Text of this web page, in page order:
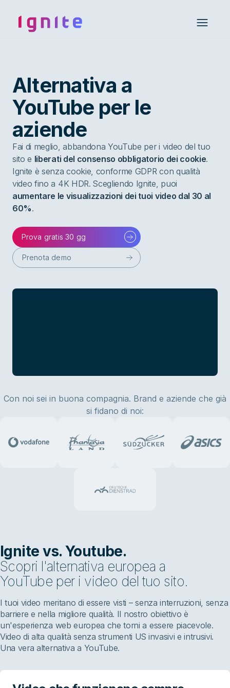
Ignite • Video Experience Cloud
Open
Alternativa a
YouTube per le
aziende
Fai di meglio, abbandona YouTube per i video del tuo
sito e liberati del consenso obbligatorio dei cookie.
Ignite è senza cookie, conforme GDPR con qualità
video fino a 4K HDR. Scegliendo Ignite, puoi
aumentare le visualizzazioni dei tuoi video dal 30 al
60%.
Prova gratis 30 gg
Prenota demo
Con noi sei in buona compagnia. Brand e aziende che già
si fidano di noi:
Ignite vs. Youtube.
Scopri l'alternativa europea a
YouTube per i video del tuo sito.
I tuoi video meritano di essere visti – senza interruzioni, senza
barriere e nella migliore qualità. Il nostro obiettivo è
un'esperienza web europea che torni a essere piacevole.
Video di alta qualità senza strumenti US invasivi e intrusivi.
Una vera alternativa a YouTube.